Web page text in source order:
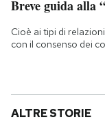
Breve guida alla
Cioè ai tipi di
con il consenso dei
ALTRE STORIE